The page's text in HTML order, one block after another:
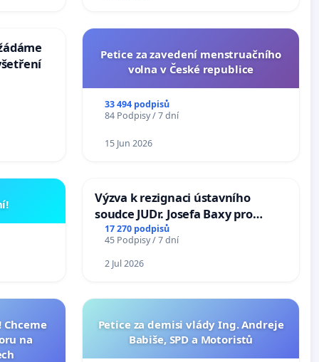
Petice za zavedení menstruačního
volna v České republice
33 494 podpisů
84 Podpisy / 7 dní
15 Jun 2026
Výzva k rezignaci ústavního
soudce JUDr. Josefa Baxy pro
ohrožení důvěry ve spravedlivý
proces
17 270 podpisů
45 Podpisy / 7 dní
2 Jul 2026
Chceme
na
Petice za demisi vlády Ing. Andreje
Babiše, SPD a Motoristů